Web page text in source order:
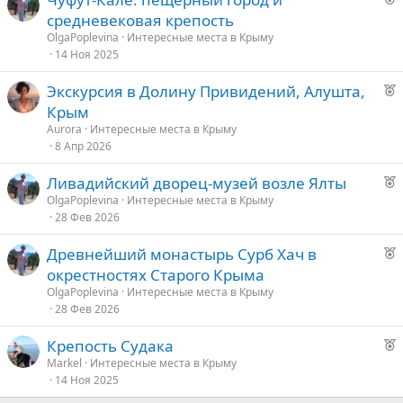
е
е
средневековая крепость
OlgaPoplevina
Интересные места в Крыму
14 Ноя 2025
Р
е
у
Экскурсия в Долину Привидений, Алушта,
Крым
Aurora
Интересные места в Крыму
8 Апр 2026
Р
о
у
Ливадийский дворец-музей возле Ялты
OlgaPoplevina
Интересные места в Крыму
28 Фев 2026
Р
е
Древнейший монастырь Сурб Хач в
окрестностях Старого Крыма
OlgaPoplevina
Интересные места в Крыму
28 Фев 2026
Р
Крепость Судака
Markel
Интересные места в Крыму
14 Ноя 2025